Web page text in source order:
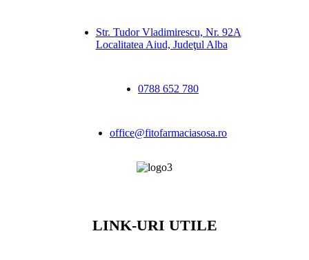
Str. Tudor Vladimirescu, Nr. 92A
Localitatea Aiud, Judeţul Alba
0788 652 780
office@fitofarmaciasosa.ro
LINK-URI UTILE